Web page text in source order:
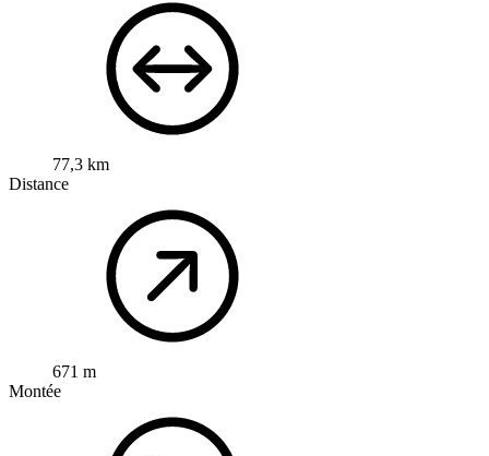
77,3 km
Distance
671 m
Montée